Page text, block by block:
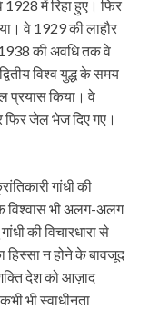
1928 में रिहा हुए। फिर
वे 1929 की लाहौर
की अवधि तक वे
विश्व युद्ध के समय
प्रयास किया। वे
जेल भेज दिए गए।
गांधी की
विश्वास भी अलग-अलग
की विचारधारा से
हिस्सा न होने के बावजूद
देश को आज़ाद
भी स्वाधीनता